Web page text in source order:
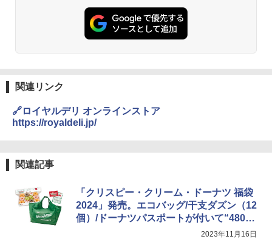
関連リンク
🔗ロイヤルデリ オンラインストア
https://royaldeli.jp/
関連記事
「クリスピー・クリーム・ドーナツ 福袋
2024」発売。エコバッグ/干支ダズン（12
個）/ドーナツパスポートが付いて“4800
2023年11月16日